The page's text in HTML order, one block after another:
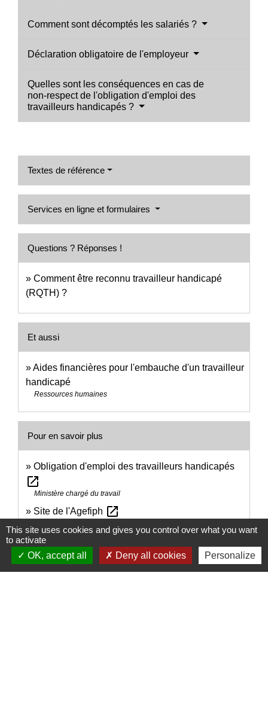
Comment sont décomptés les salariés ?
Déclaration obligatoire de l'employeur
Quelles sont les conséquences en cas de
non-respect de l'obligation d'emploi des
travailleurs handicapés ?
Textes de référence
Services en ligne et formulaires
Questions ? Réponses !
Comment être reconnu travailleur handicapé
(RQTH) ?
Et aussi
Aides financières pour l'embauche d'un travailleur
handicapé
Ressources humaines
Pour en savoir plus
Obligation d'emploi des travailleurs handicapés
open_in_new
Ministère chargé du travail
Site de l'Agefiph open_in_new
des personnes handicapées (Agefiph)
Signaler une erreur sur cette page
This site uses cookies and gives you control over what you want
to activate
OK, accept all
Deny all cookies Personalize